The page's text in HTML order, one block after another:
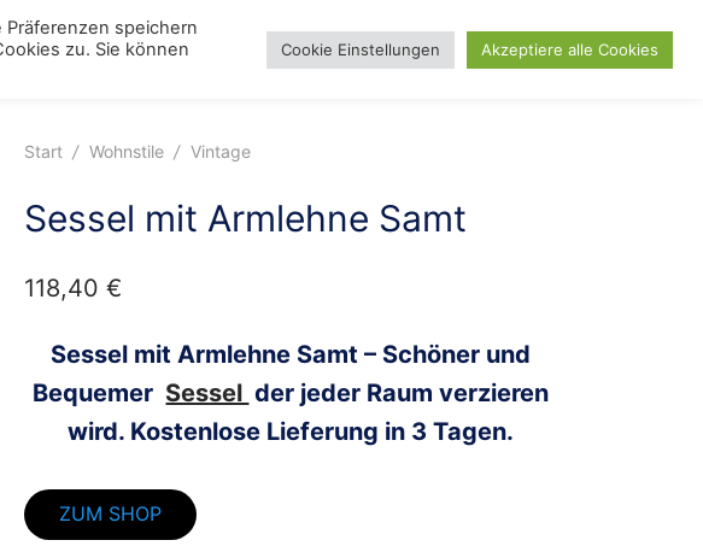
Toggle
Bett
ToggleLampen
ToggleBlog Day Search
Start / Wohnstile / Vintage
Sessel mit Armlehne Samt
118,40 €
Sessel mit Armlehne Samt – Schöner und
Bequemer Sessel der jeder Raum verzieren
wird. Kostenlose Lieferung in 3 Tagen.
ZUM SHOP
speichern
zu. Sie können
Cookie Einstellungen Akzeptiere alle Cookies